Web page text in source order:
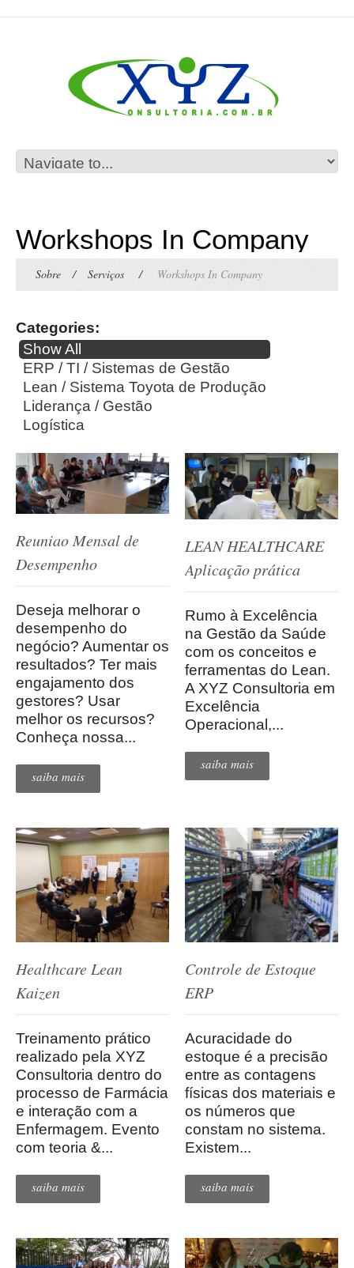
Workshops In Company
Sobre / Serviços / Workshops In Company
Categories:
Show All
ERP / TI / Sistemas de Gestão
Lean / Sistema Toyota de Produção
Liderança / Gestão
Logística
Reuniao Mensal de
Desempenho
Deseja melhorar o
desempenho do
negócio? Aumentar os
resultados? Ter mais
engajamento dos
gestores? Usar
melhor os recursos?
Conheça nossa...
saiba mais
LEAN HEALTHCARE
Aplicação prática
Rumo à Excelência
na Gestão da Saúde
com os conceitos e
ferramentas do Lean.
A XYZ Consultoria em
Excelência
Operacional,...
saiba mais
Healthcare Lean
Kaizen
Treinamento prático
realizado pela XYZ
Consultoria dentro do
processo de Farmácia
e interação com a
Enfermagem. Evento
com teoria &...
saiba mais
Controle de Estoque
ERP
Acuracidade do
estoque é a precisão
entre as contagens
físicas dos materiais e
os números que
constam no sistema.
Existem...
saiba mais